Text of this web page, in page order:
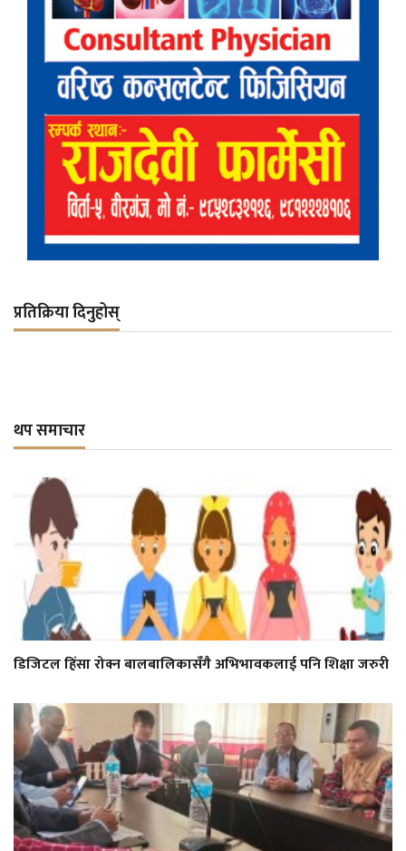
प्रतिक्रिया दिनुहोस्
थप समाचार
डिजिटल हिंसा रोक्न बालबालिकासँगै अभिभावकलाई पनि शिक्षा जरुरी